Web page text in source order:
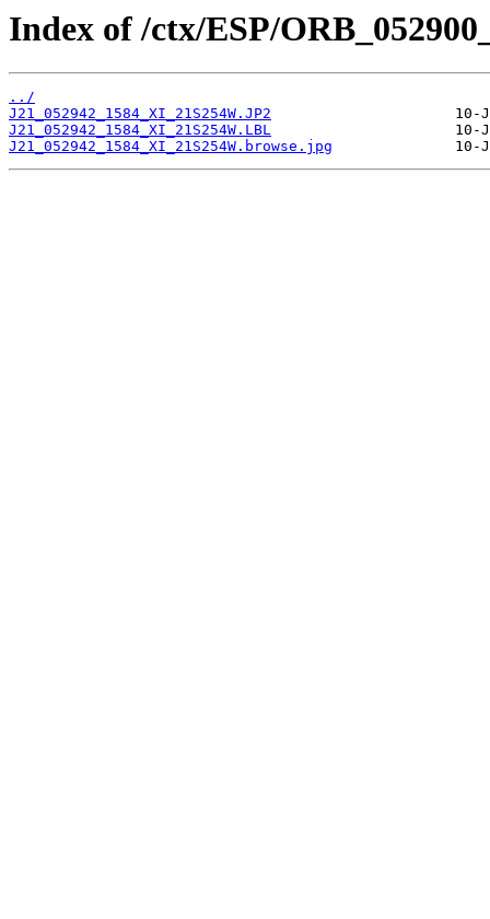
Index of /ctx/ESP/
../
J21_052942_1584_XI_21S254W.JP2
J21_052942_1584_XI_21S254W.LBL
J21_052942_1584_XI_21S254W.browse.jpg